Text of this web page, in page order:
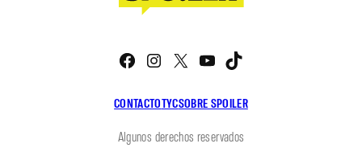
CONTACTOTYCSOBRE SPOILER
Facebook
Instagram
X YouTube
Algunos derechos reservados